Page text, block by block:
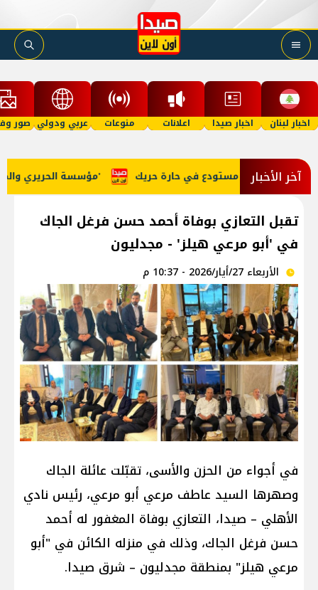
اخبار لبنان اخبار صيدا اعلانات منوعات عربي ودولي صور
آخر الأخبار مؤسسة الحريري والمجلس الثقافي البريطاني يطلقان مشروع 'ترابط الشباب: الحوكمة الشاملة ومنع التطرف العنيف' مستودع في حارة حريك
تقبل التعازي بوفاة أحمد حسن فرغل الجاك
في 'أبو مرعي هيلز' - مجدليون
الأربعاء 27/أيار/2026 - 10:37 م
في أجواء من الحزن والأسى، تقبّلت عائلة الجاك
وصهرها السيد عاطف مرعي أبو مرعي، رئيس نادي
الأهلي – صيدا، التعازي بوفاة المغفور له أحمد
حسن فرغل الجاك، وذلك في منزله الكائن في "أبو
مرعي هيلز" بمنطقة مجدليون – شرق صيدا.